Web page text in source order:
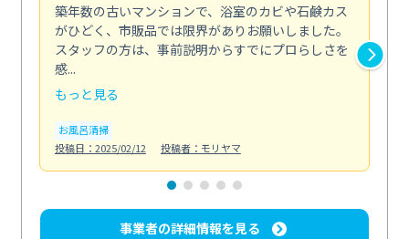
築年数の古いマンションで、浴室のカビや石鹸カス
がひどく、市販品では限界がありお願いしました。
スタッフの方は、事前説明からすでにプロらしさを
感...
もっと見る
お風呂清掃
投稿日：2025/02/12
投稿者：モリヤマ
事業者の詳細情報を見る